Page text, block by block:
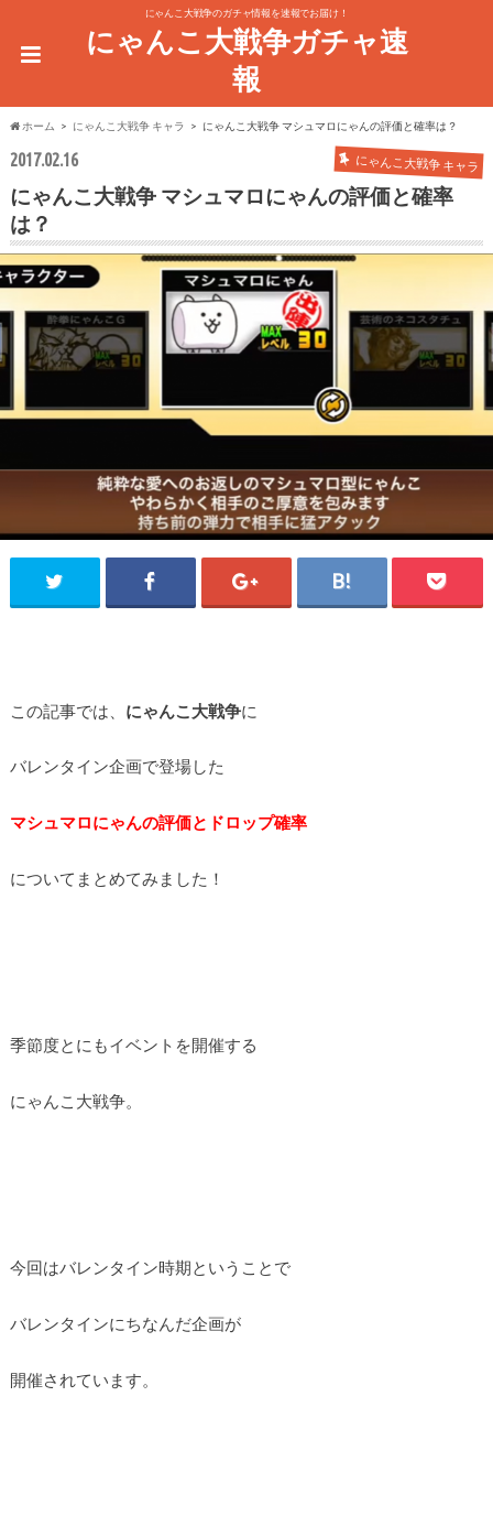
にゃんこ大戦争のガチャ情報を速報でお届け！
にゃんこ大戦争ガチャ速
報
ホーム にゃんこ大戦争 キャラ にゃんこ大戦争 マシュマロにゃんの評価と確率は？
2017.02.16 にゃんこ大戦争 キャラ
にゃんこ大戦争 マシュマロにゃんの評価と確率
は？
この記事では、 にゃんこ大戦争に
バレンタイン企画で登場した
マシュマロにゃんの評価とドロップ確率
についてまとめてみました！
季節度とにもイベントを開催する
にゃんこ大戦争。
今回はバレンタイン時期ということで
バレンタインにちなんだ企画が
開催されています。